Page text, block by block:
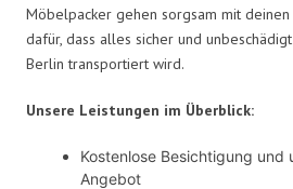
Möbelpacker gehen sorgsam mit
dafür, dass alles sicher und
Berlin transportiert wird.
Unsere Leistungen im Überblick:
Kostenlose Besichtigung und
Angebot